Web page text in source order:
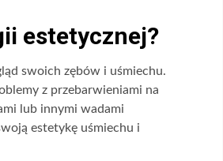
estetycznej?
swoich zębów i uśmiechu.
z przebarwieniami na
lub innymi wadami
estetykę uśmiechu i